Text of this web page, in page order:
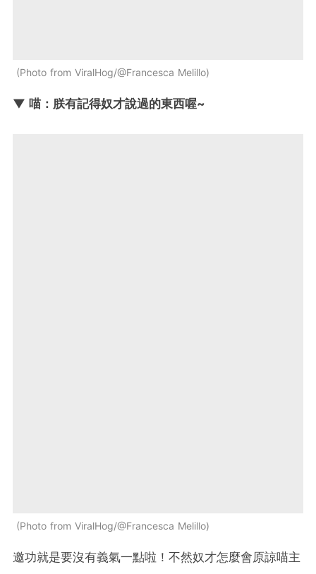
Photo from ViralHog/@Francesca Melillo
▼ 喵：朕有記得奴才說過的東西喔~
Photo from ViralHog/@Francesca Melillo
邀功就是要沒有義氣一點啦！不然奴才怎麼會原諒喵主